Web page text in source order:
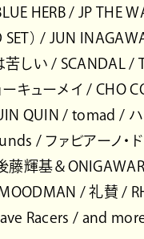
HERB / JP THE
SET） / JUN
苦しい / SCANDAL /
キューメイ / CHO
QUIN / tomad / ハ
/ ファビアーノ・ド
藤輝基＆
/ 礼賛 /
Racers / and